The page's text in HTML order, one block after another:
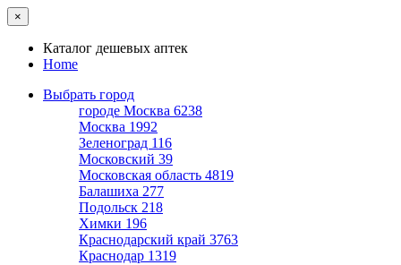
×
Каталог дешевых аптек
Home
Выбрать город
городе Москва 6238
Москва 1992
Зеленоград 116
Московский 39
Московская область 4819
Балашиха 277
Подольск 218
Химки 196
Краснодарский край 3763
Краснодар 1319